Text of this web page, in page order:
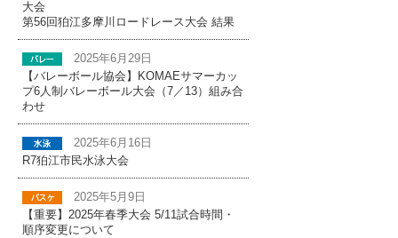
大会
第56回狛江多摩川ロードレース大会 結果
2025年6月29日
【バレーボール協会】KOMAEサマーカッ
プ6人制バレーボール大会（7／13）組み合
わせ
2025年6月16日
R7狛江市民水泳大会
2025年5月9日
【重要】2025年春季大会 5/11試合時間・
順序変更について